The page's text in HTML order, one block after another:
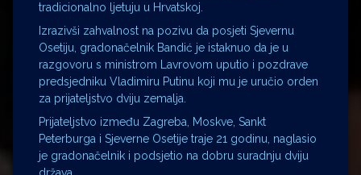
tradicionalno ljetuju u Hrvatskoj.
Izrazivši zahvalnost na pozivu da posjeti Sjevernu
Osetiju, gradonačelnik Bandić je istaknuo da je u
razgovoru s ministrom Lavrovom uputio i pozdrave
predsjedniku Vladimiru Putinu koji mu je uručio orden
za prijateljstvo dviju zemalja.
Prijateljstvo između Zagreba, Moskve, Sankt
Peterburga i Sjeverne Osetije traje 21 godinu, naglasio
je gradonačelnik i podsjetio na dobru suradnju dviju